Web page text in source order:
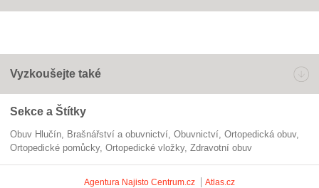
Vyzkoušejte také
Sekce a Štítky
Obuv Hlučín Brašnářství a obuvnictví obuvnictví
ortopedická obuv
ortopedické pomůcky
ortopedické vložky zdravotní obuv
Agentura Najisto Centrum.cz Atlas.cz